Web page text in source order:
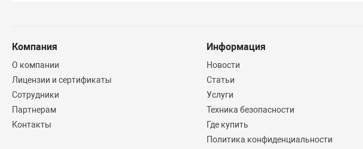
Компания
О компании
Лицензии и сертификаты
Сотрудники
Партнерам
Контакты
Информация
Новости
Статьи
Услуги
Техника безопасности
Где купить
Политика конфиденциальности